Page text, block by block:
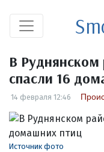
В
спасли 16
14 февраля 12:46
Источник фото